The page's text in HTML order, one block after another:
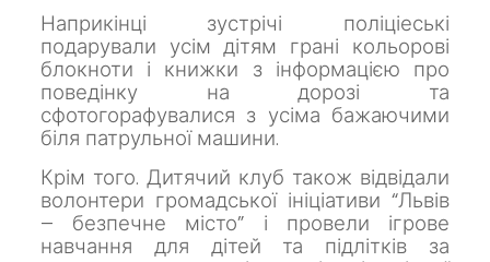
Наприкінці зустрічі поліціеські
подарували усім дітям грані кольорові
блокноти і книжки з інформацією про
поведінку на дорозі та
сфотогорафувалися з усіма бажаючими
біля патрульної машини.
Крім того. Дитячий клуб також відвідали
волонтери громадської ініціативи “Львів
– безпечне місто” і провели ігрове
навчання для дітей та підлітків за